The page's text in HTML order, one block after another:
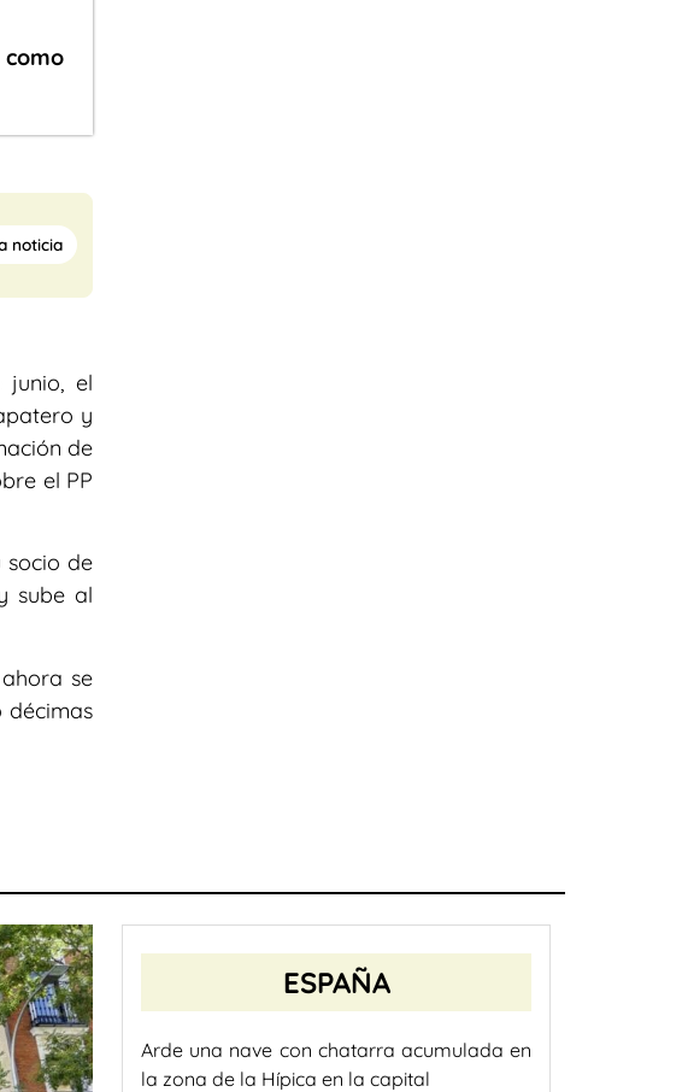
noticia
junio, el
y
de
el PP
socio de
sube al
se
décimas
ESPAÑA
Arde una nave con chatarra acumulada en
la zona de la Hípica en la capital